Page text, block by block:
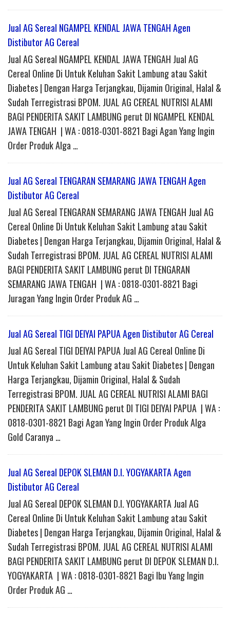
Jual AG Sereal NGAMPEL KENDAL JAWA TENGAH Agen
Distibutor AG Cereal
Jual AG Sereal NGAMPEL KENDAL JAWA TENGAH Jual AG
Cereal Online Di Untuk Keluhan Sakit Lambung atau Sakit
Diabetes | Dengan Harga Terjangkau, Dijamin Original, Halal &
Sudah Terregistrasi BPOM. JUAL AG CEREAL NUTRISI ALAMI
BAGI PENDERITA SAKIT LAMBUNG perut DI NGAMPEL KENDAL
JAWA TENGAH | WA : 0818-0301-8821 Bagi Agan Yang Ingin
Order Produk Alga …
Jual AG Sereal TENGARAN SEMARANG JAWA TENGAH Agen
Distibutor AG Cereal
Jual AG Sereal TENGARAN SEMARANG JAWA TENGAH Jual AG
Cereal Online Di Untuk Keluhan Sakit Lambung atau Sakit
Diabetes | Dengan Harga Terjangkau, Dijamin Original, Halal &
Sudah Terregistrasi BPOM. JUAL AG CEREAL NUTRISI ALAMI
BAGI PENDERITA SAKIT LAMBUNG perut DI TENGARAN
SEMARANG JAWA TENGAH | WA : 0818-0301-8821 Bagi
Juragan Yang Ingin Order Produk AG …
Jual AG Sereal TIGI DEIYAI PAPUA Agen Distibutor AG Cereal
Jual AG Sereal TIGI DEIYAI PAPUA Jual AG Cereal Online Di
Untuk Keluhan Sakit Lambung atau Sakit Diabetes | Dengan
Harga Terjangkau, Dijamin Original, Halal & Sudah
Terregistrasi BPOM. JUAL AG CEREAL NUTRISI ALAMI BAGI
PENDERITA SAKIT LAMBUNG perut DI TIGI DEIYAI PAPUA | WA :
0818-0301-8821 Bagi Agan Yang Ingin Order Produk Alga
Gold Caranya …
Jual AG Sereal DEPOK SLEMAN D.I. YOGYAKARTA Agen
Distibutor AG Cereal
Jual AG Sereal DEPOK SLEMAN D.I. YOGYAKARTA Jual AG
Cereal Online Di Untuk Keluhan Sakit Lambung atau Sakit
Diabetes | Dengan Harga Terjangkau, Dijamin Original, Halal &
Sudah Terregistrasi BPOM. JUAL AG CEREAL NUTRISI ALAMI
BAGI PENDERITA SAKIT LAMBUNG perut DI DEPOK SLEMAN D.I.
YOGYAKARTA | WA : 0818-0301-8821 Bagi Ibu Yang Ingin
Order Produk AG …